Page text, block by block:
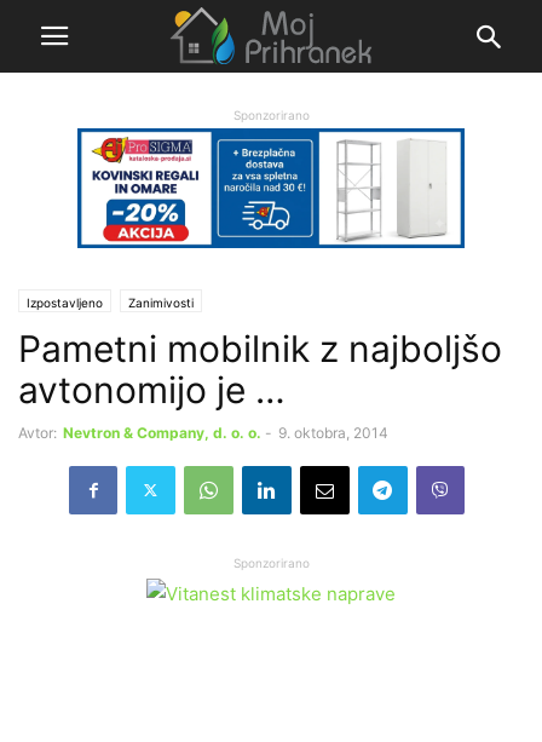
Sponzorirano
Izpostavljeno Zanimivosti
Pametni mobilnik z najboljšo
avtonomijo je …
Avtor: Nevtron & Company, d. o. o. - 9. oktobra, 2014
Sponzorirano